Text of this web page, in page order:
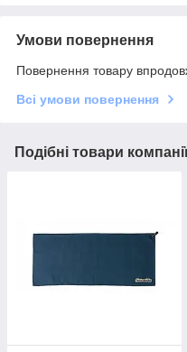
Умови повернення
Повернення товару
Всі умови повернення
Подібні товари